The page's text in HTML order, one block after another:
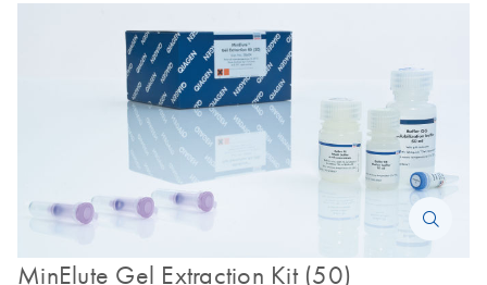
MinElute Gel Extraction Kit (50)